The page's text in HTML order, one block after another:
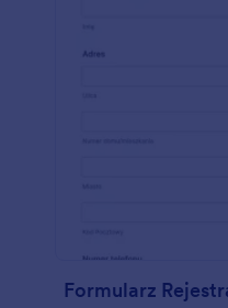
Formularz